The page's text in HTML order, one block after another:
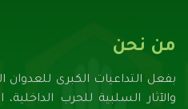
من نحن
والآثار السلبية للحرب